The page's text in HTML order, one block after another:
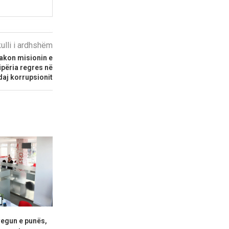
i ardhshëm
misionin e
regres në
korrupsionit
e punës,